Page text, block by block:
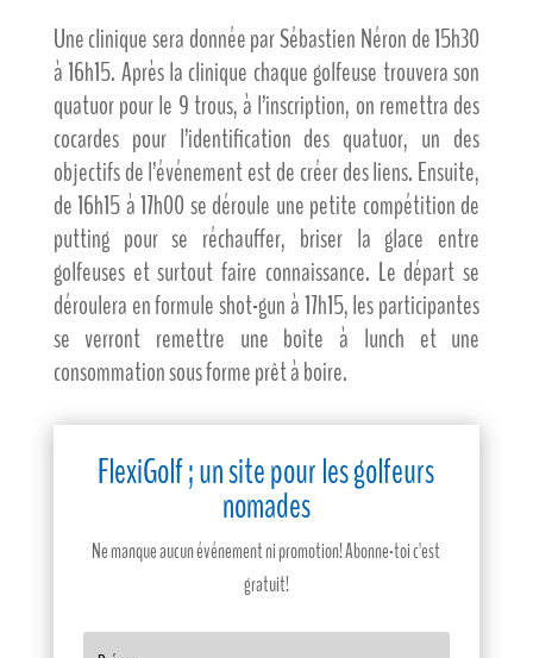
Une clinique sera donnée par Sébastien Néron de 15h30
à 16h15. Après la clinique chaque golfeuse trouvera son
quatuor pour le 9 trous, à l’inscription, on remettra des
cocardes pour l’identification des quatuor, un des
objectifs de l’événement est de créer des liens. Ensuite,
de 16h15 à 17h00 se déroule une petite compétition de
putting pour se réchauffer, briser la glace entre
golfeuses et surtout faire connaissance. Le départ se
déroulera en formule shot-gun à 17h15, les participantes
se verront remettre une boîte à lunch et une
consommation sous forme prêt à boire.
FlexiGolf ; un site pour les golfeurs
nomades
Ne manque aucun événement ni promotion! Abonne-toi c'est
gratuit!